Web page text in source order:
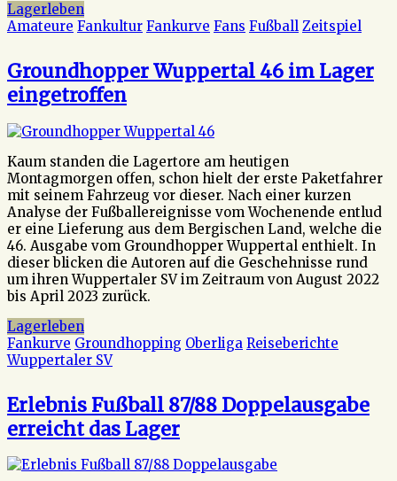
Lagerleben
Amateure Fankultur Fankurve Fans Fußball Zeitspiel
Groundhopper Wuppertal 46 im Lager
eingetroffen
Kaum standen die Lagertore am heutigen
Montagmorgen offen, schon hielt der erste Paketfahrer
mit seinem Fahrzeug vor dieser. Nach einer kurzen
Analyse der Fußballereignisse vom Wochenende entlud
er eine Lieferung aus dem Bergischen Land, welche die
46. Ausgabe vom Groundhopper Wuppertal enthielt. In
dieser blicken die Autoren auf die Geschehnisse rund
um ihren Wuppertaler SV im Zeitraum von August 2022
bis April 2023 zurück.
Lagerleben
Fankurve Groundhopping Oberliga Reiseberichte
Wuppertaler SV
Erlebnis Fußball 87/88 Doppelausgabe
erreicht das Lager